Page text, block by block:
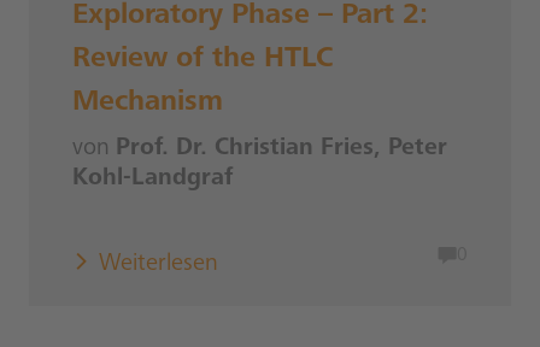
Exploratory Phase – Part 2:
Review of the HTLC
Mechanism
von Prof. Dr. Christian Fries, Peter
Kohl-Landgraf
Weiterlesen